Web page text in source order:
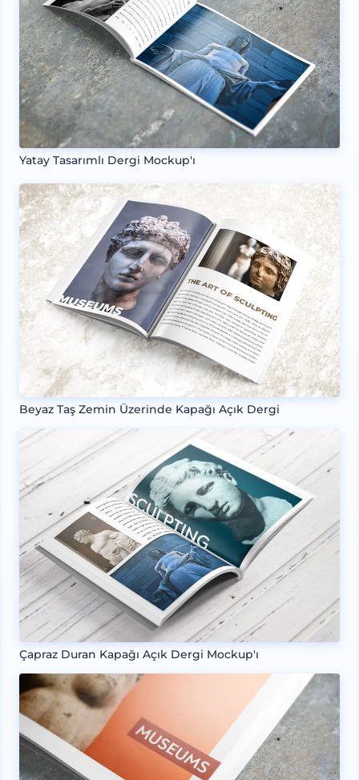
Yatay Tasarımlı Dergi Mockup'ı
Beyaz Taş Zemin Üzerinde Kapağı Açık Dergi
Çapraz Duran Kapağı Açık Dergi Mockup'ı